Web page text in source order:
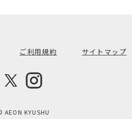
ご利用規約 サイトマップ
AEON KYUSHU